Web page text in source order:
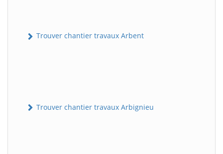
Trouver chantier travaux Arbent
Trouver chantier travaux Arbignieu